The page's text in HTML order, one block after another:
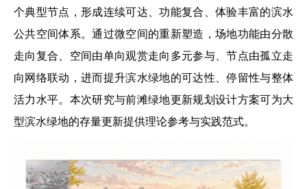
个典型节点，形成连续可达、功能复合、体验丰富的滨水
公共空间体系。通过微空间的重新塑造，场地功能由分散
走向复合、空间由单向观赏走向多元参与、节点由孤立走
向网络联动，进而提升滨水绿地的可达性、停留性与整体
活力水平。本次研究与前滩绿地更新规划设计方案可为大
型滨水绿地的存量更新提供理论参考与实践范式。